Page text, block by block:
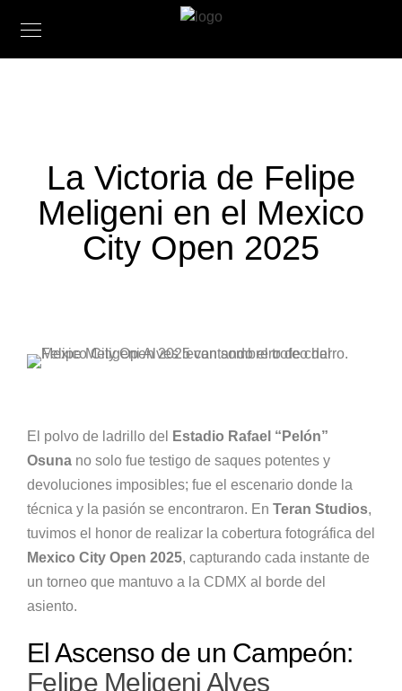
La Victoria de Felipe
Meligeni en el Mexico
City Open 2025
El polvo de ladrillo del
Estadio Rafael “Pelón”
Osuna no solo fue testigo de saques potentes y
devoluciones imposibles; fue el escenario donde la
técnica y la pasión se encontraron. En Teran Studios,
tuvimos el honor de realizar la cobertura fotográfica del
Mexico City Open 2025, capturando cada instante de
un torneo que mantuvo a la CDMX al borde del
asiento.
El Ascenso de un Campeón:
Felipe Meligeni Alves